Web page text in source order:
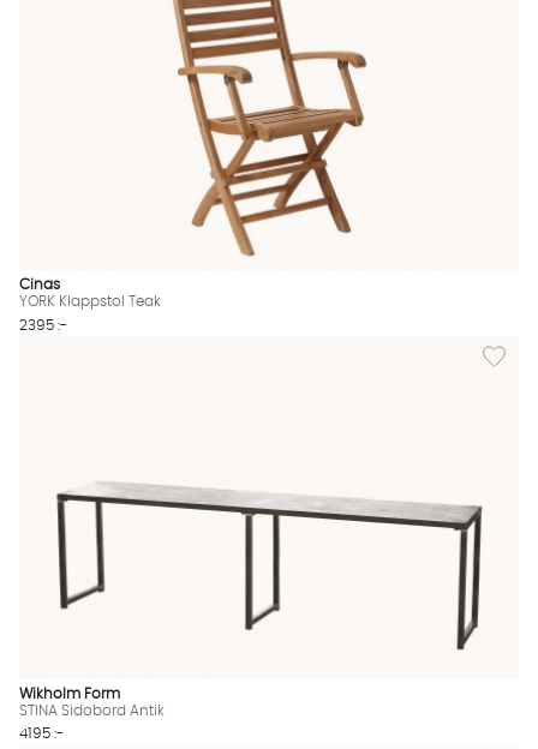
Cinas
YORK Klappstol Teak
2395 :-
Lägg
Wikholm Form
STINA Sidobord Antik
4195 :-